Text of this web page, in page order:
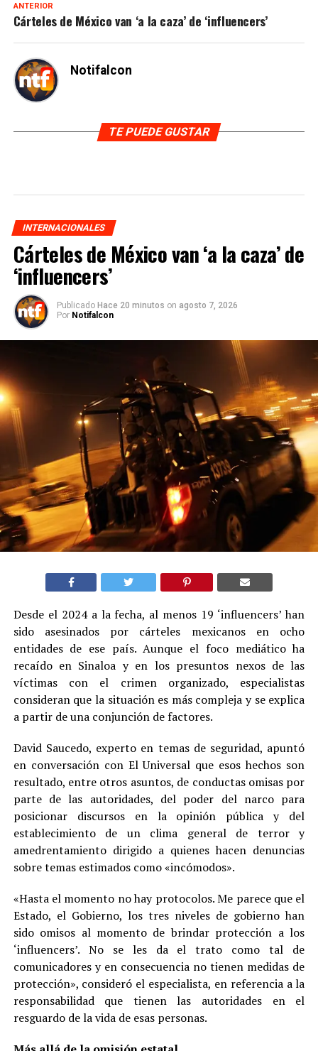
ANTERIOR
Cárteles de México van ‘a la caza’ de ‘influencers’
Notifalcon
TE PUEDE GUSTAR
INTERNACIONALES
Cárteles de México van ‘a la caza’ de
‘influencers’
Publicado Hace 20 minutos on agosto 7, 2026
Por Notifalcon
Desde el 2024 a la fecha, al menos 19 ‘influencers’ han
sido asesinados por cárteles mexicanos en ocho
entidades de ese país. Aunque el foco mediático ha
recaído en Sinaloa y en los presuntos nexos de las
víctimas con el crimen organizado, especialistas
consideran que la situación es más compleja y se explica
a partir de una conjunción de factores.
David Saucedo, experto en temas de seguridad, apuntó
en conversación con El Universal que esos hechos son
resultado, entre otros asuntos, de conductas omisas por
parte de las autoridades, del poder del narco para
posicionar discursos en la opinión pública y del
establecimiento de un clima general de terror y
amedrentamiento dirigido a quienes hacen denuncias
sobre temas estimados como «incómodos».
«Hasta el momento no hay protocolos. Me parece que el
Estado, el Gobierno, los tres niveles de gobierno han
sido omisos al momento de brindar protección a los
‘influencers’. No se les da el trato como tal de
comunicadores y en consecuencia no tienen medidas de
protección», consideró el especialista, en referencia a la
responsabilidad que tienen las autoridades en el
resguardo de la vida de esas personas.